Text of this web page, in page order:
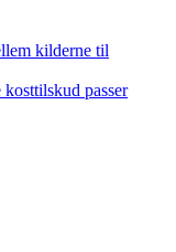
kilderne til
passer